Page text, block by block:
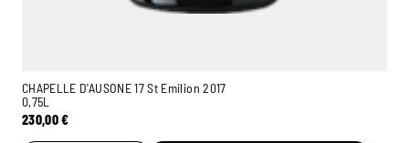
CHAPELLE D'AUSONE 17 St Emilion 2017
0,75L
230,00€